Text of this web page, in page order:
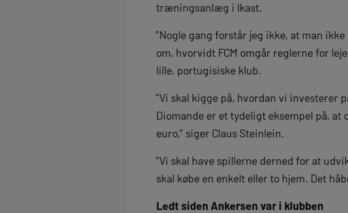
træningsanlæg i Ikast.
”Nogle gang forstår jeg ikke, at man
om, hvorvidt FCM omgår reglerne for
lille, portugisiske klub.
”Vi skal kigge på, hvordan vi investerer
Diomande er et tydeligt eksempel på,
euro,” siger Claus Steinlein.
”Vi skal have spillerne derned for at
skal købe en enkelt eller to hjem. Det
Ledt siden Ankersen var i klubben